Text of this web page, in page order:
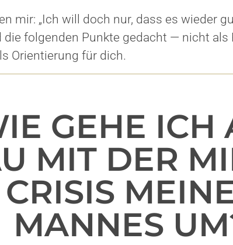
mir: „Ich will doch nur, dass es wieder
die folgenden Punkte gedacht — nicht als
Orientierung für dich.
GEHE ICH
MIT DER
CRISIS
MANNES